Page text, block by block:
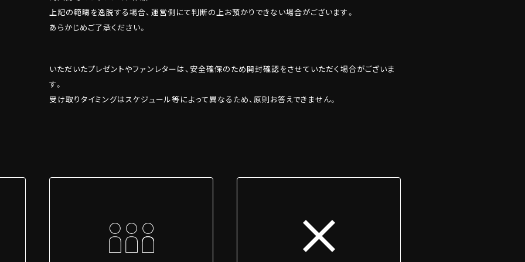
上記の範疇を逸脱する場合、運営側にて判断の上お預かりできない場合がございます。
あらかじめご了承ください。
いただいたプレゼントやファンレターは、安全確保のため開封確認をさせていただく場合がございま
す。
受け取りタイミングはスケジュール等によって異なるため、原則お答えできません。